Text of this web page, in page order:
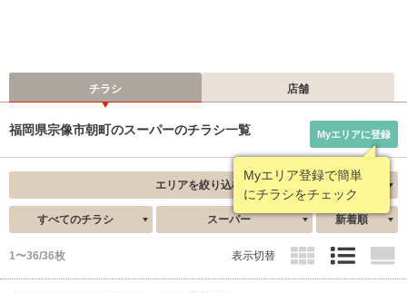
チラシ 店舗
福岡県宗像市朝町のスーパーのチラシ一覧
Myエリア登録で簡単
にチラシをチェック
Myエリアに登録
エリアを絞り込む
すべてのチラシ スーパー 新着順
1〜36/36枚 表示切替